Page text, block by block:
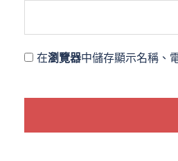
在瀏覽器中儲存顯示名稱、